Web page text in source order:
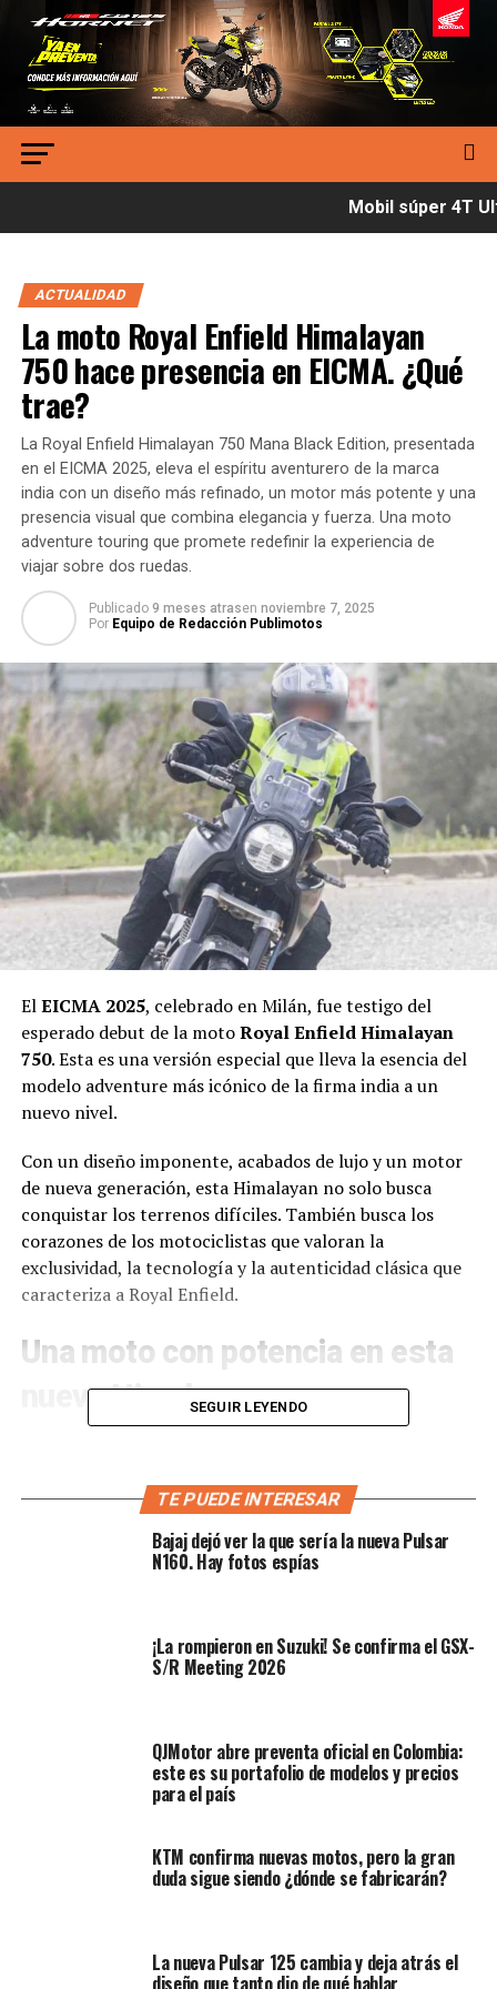
Mobil súper 4T
ACTUALIDAD
La moto Royal Enfield Himalayan
750 hace presencia en EICMA. ¿Qué
trae?
La Royal Enfield Himalayan 750 Mana Black Edition, presentada
en el EICMA 2025, eleva el espíritu aventurero de la marca
india con un diseño más refinado, un motor más potente y una
presencia visual que combina elegancia y fuerza. Una moto
adventure touring que promete redefinir la experiencia de
viajar sobre dos ruedas.
Publicado 9 meses atrasen noviembre 7, 2025
Por Equipo de Redacción Publimotos
ElEICMA 2025, celebrado en Milán, fue testigo del
esperado debut de la motoRoyal Enfield Himalayan
750. Esta es una versión especial que lleva la esencia del
modelo adventure más icónico de la firma india a un
nuevo nivel.
Con un diseño imponente, acabados de lujo y un motor
de nueva generación, esta Himalayan no solo busca
conquistar los terrenos difíciles. También busca los
corazones de los motociclistas que valoran la
exclusividad, la tecnología y la autenticidad clásica que
caracteriza a Royal Enfield.
Una moto con potencia en esta
nueva Himalayan
diferencia de la Himalayan 450, presentada a finales de
paralelo de 750 cc. Está desarrollado sobre la base del
Sherpa 750, el cual promete una potencia
La nueva moto Benelli TRK 902 Xplorer promete
SEGUIR LEYENDO
TE PUEDE INTERESAR
Bajaj dejó ver la que sería la nueva Pulsar
N160. Hay fotos espías
¡La rompieron en Suzuki! Se confirma el GSX-
S/R Meeting 2026
QJMotor abre preventa oficial en Colombia:
este es su portafolio de modelos y precios
para el país
KTM confirma nuevas motos, pero la gran
duda sigue siendo ¿dónde se fabricarán?
La nueva Pulsar 125 cambia y deja atrás el
diseño que tanto dio de qué hablar